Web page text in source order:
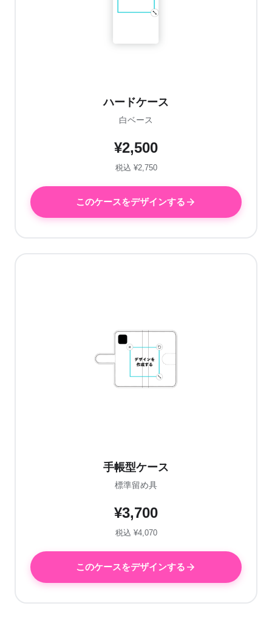
ハードケース
白ベース
¥2,500
税込 ¥2,750
このケースをデザインする
手帳型ケース
標準留め具
¥3,700
税込 ¥4,070
このケースをデザインする